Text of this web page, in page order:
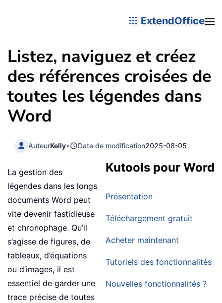
ExtendOffice
Listez, naviguez et créez
des références croisées de
toutes les légendes dans
Word
AuteurKelly• Date de modification2025-08-05
Kutools pour Word
Présentation
Téléchargement gratuit
Acheter maintenant
Tutoriels des fonctionnalités
Nouvelles fonctionnalités ?
La gestion des
légendes dans les longs
documents Word peut
vite devenir fastidieuse
et chronophage. Qu’il
s’agisse de figures, de
tableaux, d’équations
ou d’images, il est
essentiel de garder une
trace précise de toutes